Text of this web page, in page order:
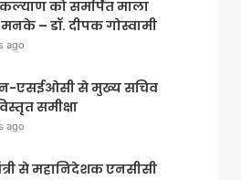
को समर्पित माला
– डॉ. दीपक गोस्वामी
ago
एसईओसी से मुख्य सचिव
समीक्षा
ago
से महानिदेशक एनसीसी